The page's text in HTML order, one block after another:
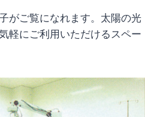
がご覧になれます。太陽の光
軽にご利用いただけるスペー